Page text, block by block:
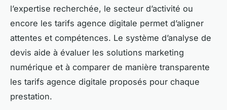
l’expertise recherchée, le secteur d’activité ou
encore les tarifs agence digitale permet d’aligner
attentes et compétences. Le système d’analyse de
devis aide à évaluer les solutions marketing
numérique et à comparer de manière transparente
les tarifs agence digitale proposés pour chaque
prestation.